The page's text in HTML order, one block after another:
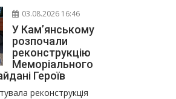
03.08.2026 16:46
У Кам’янському
розпочали
реконструкцію
Меморіального
Героїв
реконструкція